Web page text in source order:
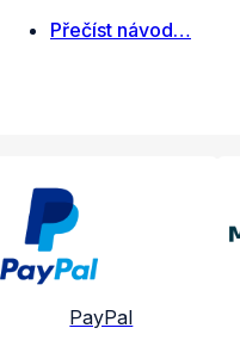
Přečíst návod…
Propojené
PayPal